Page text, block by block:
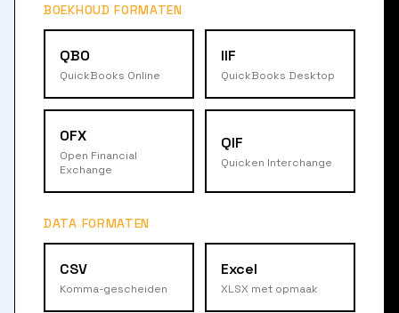
BOEKHOUD FORMATEN
QBO
QuickBooks Online
IIF
QuickBooks Desktop
OFX
Open Financial
Exchange
QIF
Quicken Interchange
DATA FORMATEN
CSV
Komma-gescheiden
Excel
XLSX met opmaak